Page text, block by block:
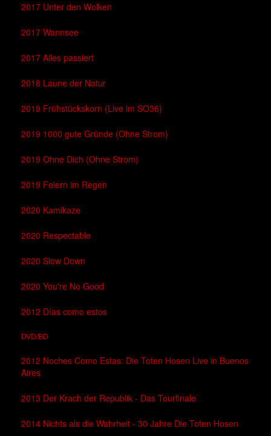
2017 Unter den Wolken
2017 Wannsee
2017 Alles passiert
2018 Laune der Natur
2019 Frühstückskorn (Live im SO36)
2019 1000 gute Gründe (Ohne Strom)
2019 Ohne Dich (Ohne Strom)
2019 Feiern im Regen
2020 Kamikaze
2020 Respectable
2020 Slow Down
2020 You're No Good
2012 Días como estos
DVD/BD
2012 Noches Como Estas: Die Toten Hosen Live in Buenos
Aires
2013 Der Krach der Republik - Das Tourfinale
2014 Nichts als die Wahrheit - 30 Jahre Die Toten Hosen